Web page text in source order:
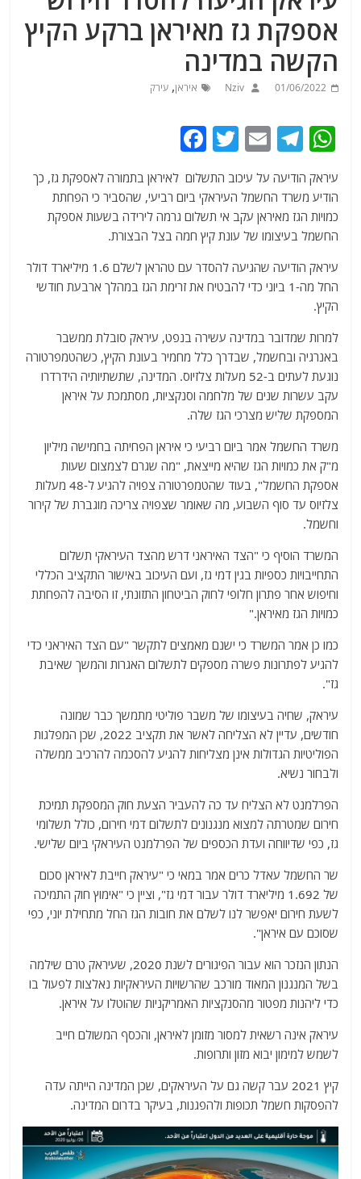
אספקת גז מאיראן ברקע הקיץ
הקשה במדינה
01/06/2022
Nziv איראן,עירק
W
at
s
A
p
p
T
el
e
g
ra
m
E
ai
l
T
w
itt
er
a
c
e
b
o
o
עיראק הודיעה על עיכוב התשלום לאיראן בתמורה לאספקת גז, כך
הודיע משרד החשמל העיראקי ביום רביעי, שהסביר כי הפחתת
כמויות הגז מאיראן עקב אי תשלום גרמה לירידה בשעות אספקת
החשמל בעיצומו של עונת קיץ חמה בצל הבצורת.
עיראק הודיעה שהגיעה להסדר עם טהראן לשלם 1.6 מיליארד דולר
החל מה-1 ביוני כדי להבטיח את זרימת הגז במהלך ארבעת חודשי
הקיץ.
למרות שמדובר במדינה עשירה בנפט, עיראק סובלת ממשבר
באנרגיה ובחשמל, שבדרך כלל מחמיר בעונת הקיץ, כשהטמפרטורה
נוגעת לעתים ב-52 מעלות צלזיוס. המדינה, שתשתיותיה הידרדרו
עקב עשרות שנים של מלחמה וסנקציות, מסתמכת על איראן
המספקת שליש מצרכי הגז שלה.
משרד החשמל אמר ביום רביעי כי איראן הפחיתה בחמישה מיליון
מ"ק את כמויות הגז שהיא מייצאת, "מה שגרם לצמצום שעות
אספקת החשמל", בעוד שהטמפרטורה צפויה להגיע ל-48 מעלות
צלזיוס עד סוף השבוע, מה שאומר שצפויה צריכה מוגברת של קירור
וחשמל.
המשרד הוסיף כי "הצד האיראני דרש מהצד העיראקי תשלום
התחייבויות כספיות בגין דמי גז, ועם העיכוב באישור התקציב הכללי
וחיפוש אחר פתרון חלופי לחוק הביטחון התזונתי, זו הסיבה להפחתת
כמויות הגז מאיראן."
כמו כן אמר המשרד כי ישנם מאמצים לתקשר "עם הצד האיראני כדי
להגיע לפתרונות פשרה מספקים לתשלום האגרות והמשך שאיבת
גז".
עיראק, שחיה בעיצומו של משבר פוליטי מתמשך כבר שמונה
חודשים, עדיין לא הצליחה לאשר את תקציב 2022, שכן המפלגות
הפוליטיות הגדולות אינן מצליחות להגיע להסכמה להרכיב ממשלה
ולבחור נשיא.
הפרלמנט לא הצליח עד כה להעביר הצעת חוק המספקת תמיכת
חירום שמטרתה למצוא מנגנונים לתשלום דמי חירום, כולל תשלומי
גז, כפי שדיווחה ועדת הכספים של הפרלמנט העיראקי ביום שלישי.
שר החשמל עאדל כרים אמר במאי כי "עיראק חייבת לאיראן סכום
של 1.692 מיליארד דולר עבור דמי גז", וציין כי "אימוץ חוק התמיכה
לשעת חירום יאפשר לנו לשלם את חובות הגז החל מתחילת יוני, כפי
שסוכם עם איראן".
הנתון הנזכר הוא עבור הפיגורים לשנת 2020, שעיראק טרם שילמה
בשל המנגנון המאוד מורכב שהרשויות העיראקיות נאלצות לפעול בו
כדי ליהנות מפטור מהסנקציות האמריקניות שהוטלו על איראן.
עיראק אינה רשאית למסור מזומן לאיראן, והכסף המשולם חייב
לשמש למימון יבוא מזון ותרופות.
קיץ 2021 עבר קשה גם על העיראקים, שכן המדינה הייתה עדה
להפסקות חשמל תכופות ולהפגנות, בעיקר בדרום המדינה.